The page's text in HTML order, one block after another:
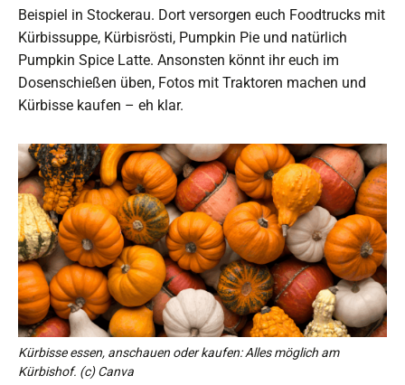
Beispiel in Stockerau. Dort versorgen euch Foodtrucks mit
Kürbissuppe, Kürbisrösti, Pumpkin Pie und natürlich
Pumpkin Spice Latte. Ansonsten könnt ihr euch im
Dosenschießen üben, Fotos mit Traktoren machen und
Kürbisse kaufen – eh klar.
Kürbisse essen, anschauen oder kaufen: Alles möglich am
Kürbishof. (c) Canva